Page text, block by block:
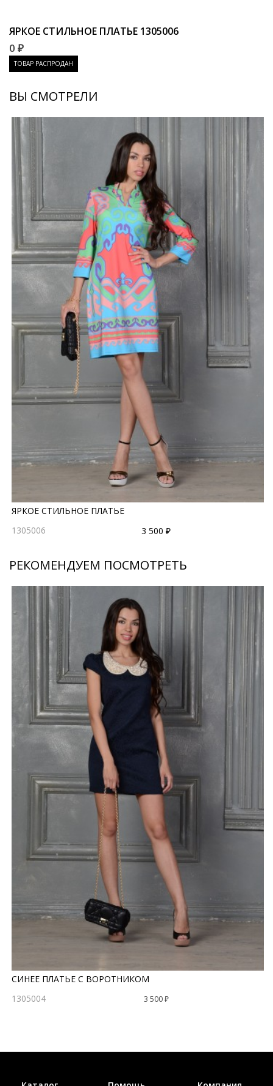
ЯРКОЕ СТИЛЬНОЕ ПЛАТЬЕ 1305006
0 ₽
ТОВАР РАСПРОДАН
ВЫ СМОТРЕЛИ
ЯРКОЕ СТИЛЬНОЕ ПЛАТЬЕ
1305006
3 500 ₽
РЕКОМЕНДУЕМ ПОСМОТРЕТЬ
СИНЕЕ ПЛАТЬЕ С ВОРОТНИКОМ
1305004
3 500 ₽